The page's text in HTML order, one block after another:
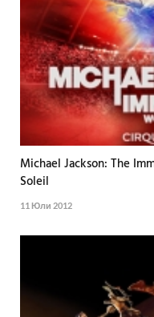
Michael Jackson: The
Soleil
11 Юли 2012